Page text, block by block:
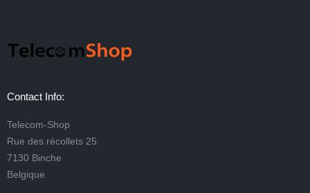
Contact Info:
Telecom-Shop
Rue des récollets 25
7130 Binche
Belgique